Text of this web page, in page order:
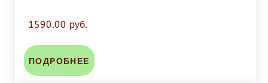
1590.00 руб.
ПОДРОБНЕЕ